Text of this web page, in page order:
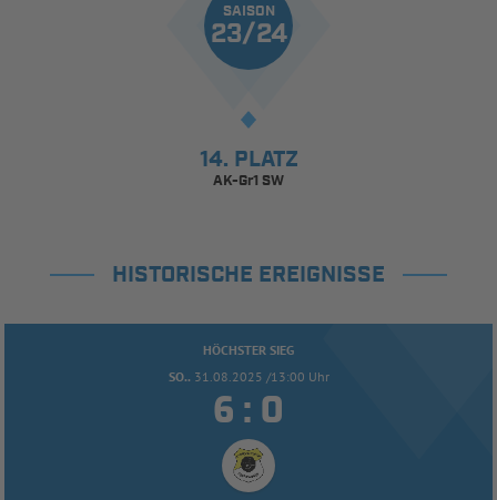
SAISON
23/24
14. PLATZ
AK-Gr1 SW
HISTORISCHE EREIGNISSE
HÖCHSTER SIEG
SO.. 31.08.2025 /13:00 Uhr
 : 